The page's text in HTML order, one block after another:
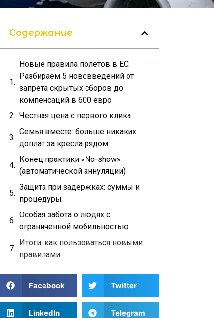
Содержание
Новые правила полетов в ЕС:
Разбираем 5 нововведений от
запрета скрытых сборов до
компенсаций в 600 евро
Честная цена с первого клика
Семья вместе: больше никаких
доплат за кресла рядом
Конец практики «No-show»
(автоматической аннуляции)
Защита при задержках: суммы и
процедуры
Особая забота о людях с
ограниченной мобильностью
Итоги: как пользоваться новыми
правилами
Facebook Twitter
LinkedIn Telegram